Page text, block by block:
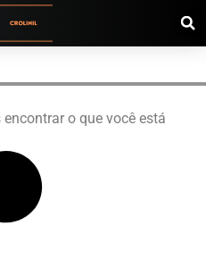
o que você está